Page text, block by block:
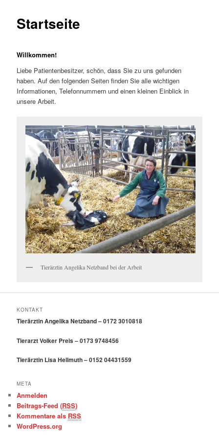
Startseite
Willkommen!
Liebe Patientenbesitzer, schön, dass Sie zu uns gefunden
haben. Auf den folgenden Seiten finden Sie alle wichtigen
Informationen, Telefonnummern und einen kleinen Einblick in
unsere Arbeit.
Tierärztin Angelika Netzband bei der Arbeit
KONTAKT
Tierärztin Angelika Netzband – 0172 3010818
Tierarzt Volker Preis – 0173 9748456
Tierärztin Lisa Hellmuth – 0152 04431559
META
Anmelden
Beitrags-Feed (RSS)
Kommentare als RSS
WordPress.org